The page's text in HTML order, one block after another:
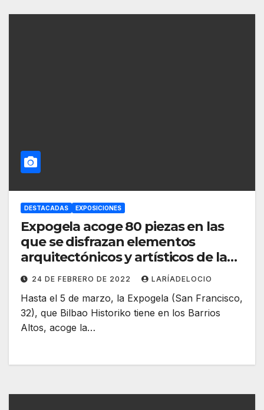
DESTACADAS EXPOSICIONES
Expogela acoge 80 piezas en las
que se disfrazan elementos
arquitectónicos y artísticos de la
Villa
24 DE FEBRERO DE 2022 LARÍADELOCIO
Hasta el 5 de marzo, la Expogela (San Francisco,
32), que Bilbao Historiko tiene en los Barrios
Altos, acoge la…